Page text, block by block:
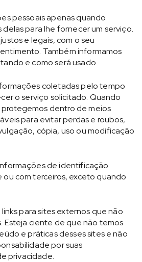
pessoais apenas quando
para lhe fornecer um serviço.
e legais, com o seu
Também informamos
e como será usado.
coletadas pelo tempo
o serviço solicitado. Quando
dentro de meios
​​para evitar perdas e roubos,
cópia, uso ou modificação
de identificação
com terceiros, exceto quando
para sites externos que não
Esteja ciente de que não temos
e práticas desses sites e não
por suas
privacidade.